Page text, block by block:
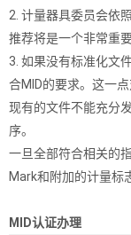
2. 计量器具委员会依
推荐将是一个非常重
3. 如果没有标准化文
合MID的要求。这一
现有的文件不能充分
序。
一旦全部符合相关的
Mark和附加的计量标
MID认证办理